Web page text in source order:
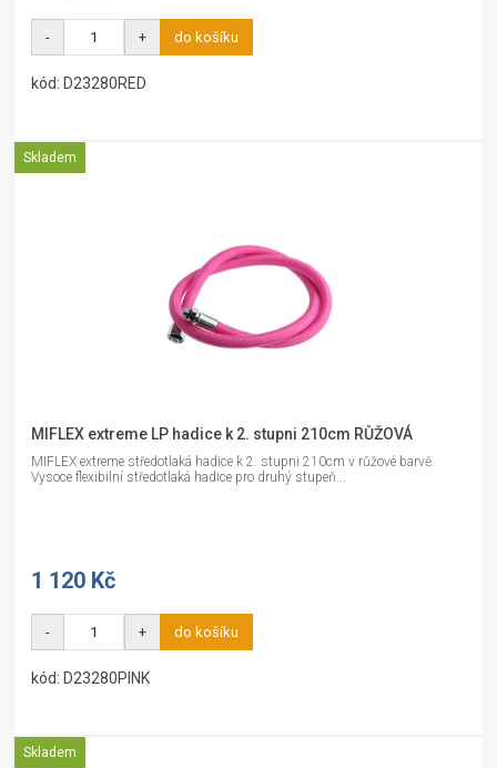
- + do košíku
kód: D23280RED
Skladem
MIFLEX extreme LP hadice k 2. stupni 210cm RŮŽOVÁ
MIFLEX extreme středotlaká hadice k 2. stupni 210cm v růžové barvě.
Vysoce flexibilní středotlaká hadice pro druhý stupeň...
1 120 Kč
- + do košíku
kód: D23280PINK
Skladem